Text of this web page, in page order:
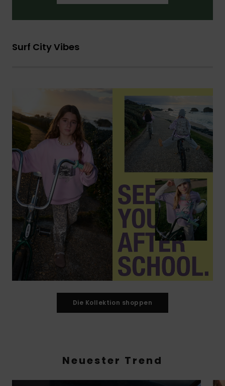
Surf City Vibes
Die Kollektion shoppen
Neuester Trend